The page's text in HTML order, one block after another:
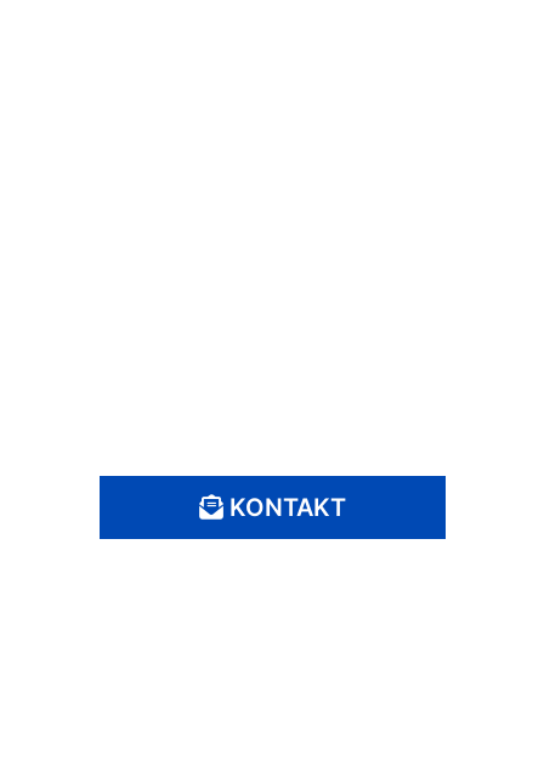
KONTAKT